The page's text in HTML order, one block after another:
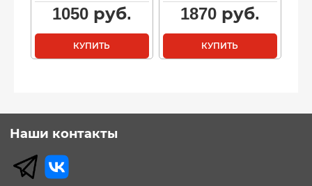
1050руб.
КУПИТЬ
1870руб.
КУПИТЬ
Наши контакты